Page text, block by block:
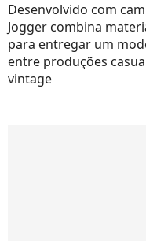
Desenvolvido com
Jogger combina
para entregar um
entre produções
vintage